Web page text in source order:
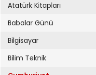
Atatürk Kitapları
Babalar Günü
Bilgisayar
Bilim Teknik